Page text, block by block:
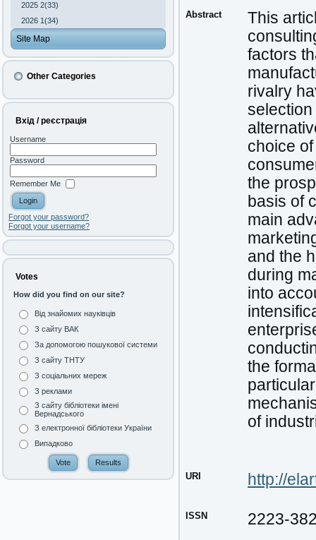
2025 2(33)
2026 1(34)
Site Map
Other Categories
Вхід / реєстрація
Username
Password
Remember Me
Forgot your password?
Forgot your username?
Votes
How did you find on our site?
Від знайомих науківців
З сайту ВАК
За допомогою пошукової системи
З сайту ТНТУ
З соціальних мереж
З реклами
З сайту бібліотеки імені
Вернадського
З електронної бібліотеки України
Випадково
Abstract
This
factors
rivalry
choice
the
basis of
main
and the
during
into
the
of
URI http://
ISSN 2223-